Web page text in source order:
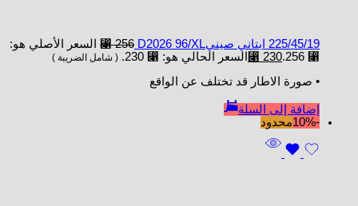
225/45/19 ابتاني صينيD2026 96/XL ⃁256
السعر الأصلي هو:
⃁ 256.
⃁ 230 السعر الحالي هو: ⃁ 230. ( شامل الضريبة )
• صورة الاطار قد تختلف عن الواقع
إضافة إلى السلة
-10%
محدود